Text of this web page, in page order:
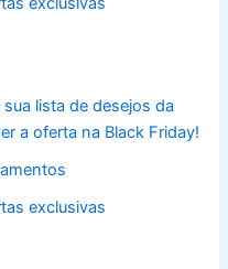
sua lista de desejos da
a oferta na Black Friday!
exclusivas